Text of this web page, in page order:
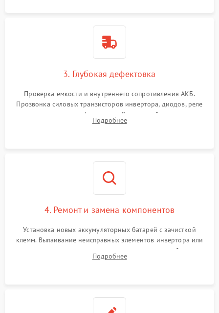
3. Глубокая дефектовка
Проверка емкости и внутреннего сопротивления АКБ.
Прозвонка силовых транзисторов инвертора, диодов, реле
переключения и трансформатора. Визуальный поиск вздутых
конденсаторов и прогаров на печатной плате.
Подробнее
4. Ремонт и замена компонентов
Установка новых аккумуляторных батарей с зачисткой
клемм. Выпаивание неисправных элементов инвертора или
цепи зарядки и монтаж новых радиодеталей.
Восстановление поврежденных токоведущих дорожек и
Подробнее